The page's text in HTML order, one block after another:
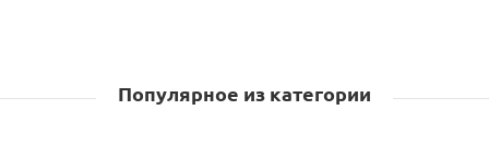
Популярное из категории